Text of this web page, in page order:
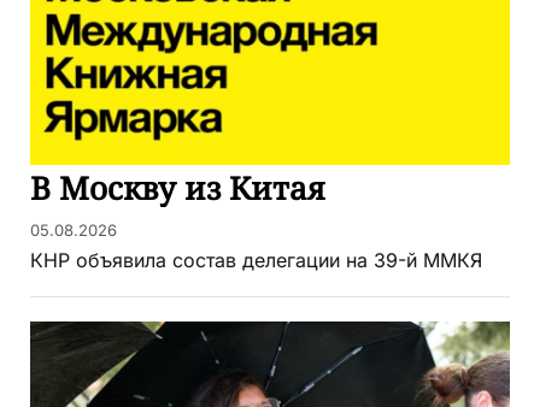
В Москву из Китая
05.08.2026
КНР объявила состав делегации на 39-й ММКЯ